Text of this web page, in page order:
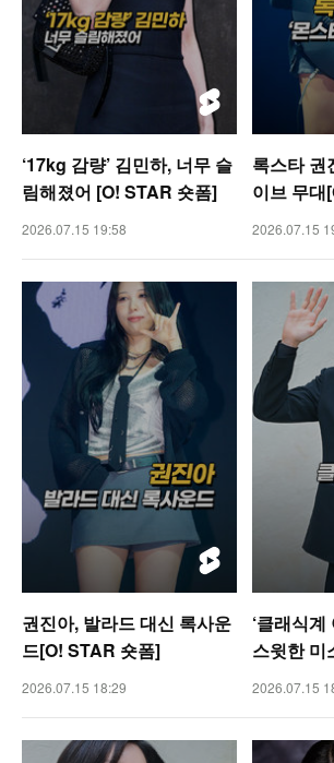
‘17kg 감량’ 김민하, 너무 슬
림해졌어 [O! STAR 숏폼]
2026.07.15 19:58
록스타 권
이브 무대
2026.07.15
권진아, 발라드 대신 록사운
드[O! STAR 숏폼]
2026.07.15 18:29
‘클래식계
스윗한 미
2026.07.15